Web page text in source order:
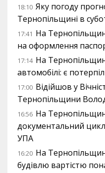
18:10 Яку погоду
Тернопільщині в
17:41 На
на оформлення
17:14 На
автомобілі: є
17:00 Відійшов у
Тернопільщини
16:56 На
документальний
УПА
16:20 На
будівлю вартістю